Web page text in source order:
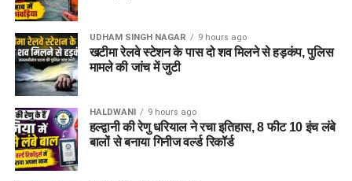
UDHAM SINGH NAGAR 9 hours ago
खटीमा रेलवे स्टेशन के पास दो शव मिलने से हड़कंप, पुलिस
मामले की जांच में जुटी
HALDWANI 9 hours ago
हल्द्वानी की रेणु धरियाल ने रचा इतिहास, 8 फीट 10 इंच लंबे
बालों से बनाया गिनीज वर्ल्ड रिकॉर्ड